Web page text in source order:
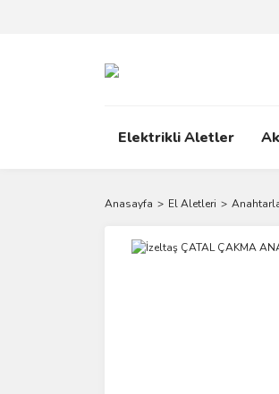
Elektrikli Aletler
Anasayfa El Aletleri